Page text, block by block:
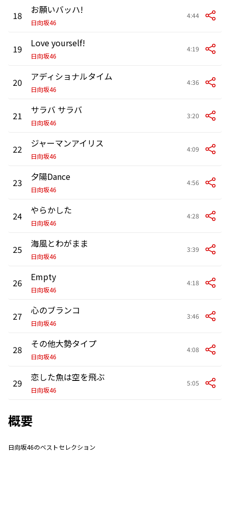
18 お願いバッハ!
日向坂46
4:44
19 Love yourself!
日向坂46
4:19
20 アディショナルタイム
日向坂46
4:36
21 サラバ サラバ
日向坂46
3:20
22 ジャーマンアイリス
日向坂46
4:09
23 夕陽Dance
日向坂46
4:56
24 やらかした
日向坂46
4:28
25 海風とわがまま
日向坂46
3:39
26 Empty
日向坂46
4:18
27 心のブランコ
日向坂46
3:46
28 その他大勢タイプ
日向坂46
4:08
29 恋した魚は空を飛ぶ
日向坂46
5:05
概要
日向坂46のベストセレクション